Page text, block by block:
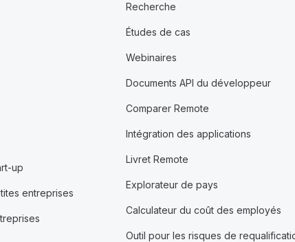
up
entreprises
Recherche
Études de cas
Webinaires
Documents API du développeur
Comparer Remote
Intégration des applications
Livret Remote
Explorateur de pays
Calculateur du coût des employés
Outil pour les risques de